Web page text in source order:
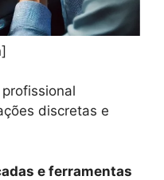
discretas e
e ferramentas